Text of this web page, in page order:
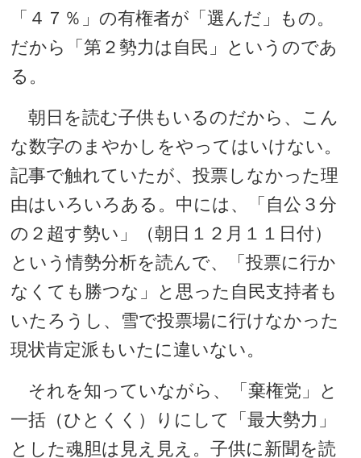
「４７％」の有権者が「選んだ」もの。
だから「第２勢力は自民」というのであ
る。
朝日を読む子供もいるのだから、こん
な数字のまやかしをやってはいけない。
記事で触れていたが、投票しなかった理
由はいろいろある。中には、「自公３分
の２超す勢い」（朝日１２月１１日付）
という情勢分析を読んで、「投票に行か
なくても勝つな」と思った自民支持者も
いたろうし、雪で投票場に行けなかった
現状肯定派もいたに違いない。
それを知っていながら、「棄権党」と
一括（ひとくく）りにして「最大勢力」
とした魂胆は見え見え。子供に新聞を読